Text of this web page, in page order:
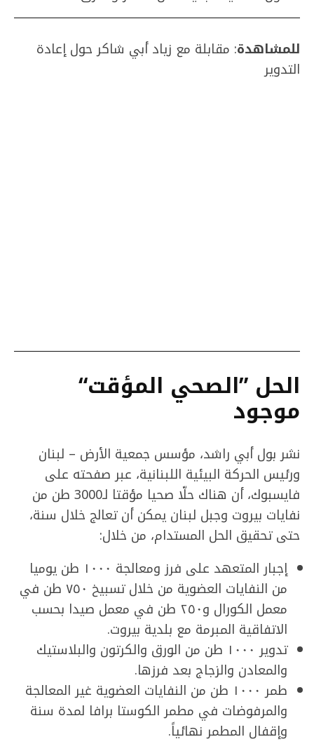
للمشاهدة: مقابلة مع زياد أبي شاكر حول إعادة
التدوير
الحل ”الصحي المؤقت“
موجود
نشر بول أبي راشد، مؤسس جمعية الأرض – لبنان
ورئيس الحركة البيئية اللبنانية، عبر صفحته على
فايسبوك، أن هناك حلّا صحيا مؤقتا
لـ3000 طن من
نفايات بيروت وجبل لبنان يمكن أن تعالج خلال سنة،
حتى تحقيق الحل المستدام، من خلال:
إجبار المتعهد على فرز ومعالجة ١٠٠٠ طن يوميا
من النفايات العضوية من خلال تسبيخ ٧٥٠ طن في
معمل الكورال و٢٥٠ طن في معمل صيدا بحسب
الاتفاقية المبرمة مع بلدية بيروت.
تدوير ١٠٠٠ طن من الورق والكرتون والبلاستيك
والمعادن والزجاج بعد فرزها.
طمر ١٠٠٠ طن من النفايات العضوية غير المعالجة
والمرفوضات في مطمر الكوستا برافا لمدة سنة
وإقفال المطمر نهائياً.